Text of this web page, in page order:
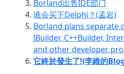
Borland出售IDE部门
谁会买下Delphi？(孟岩)
Borland plans separate
JBuilder, C++Builder,
and other developer
它終於發生了!(李維的